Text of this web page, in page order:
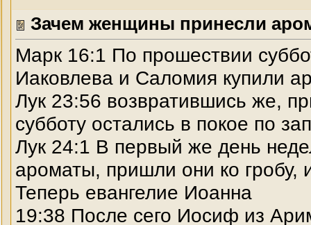
Зачем женщины принесли
Марк 16:1 По прошествии
Иаковлева и Саломия купили
Лук 23:56 возвратившись же,
субботу остались в покое по
Лук 24:1 В первый же день
ароматы, пришли они ко гробу,
Теперь евангелие Иоанна
19:38 После сего Иосиф из